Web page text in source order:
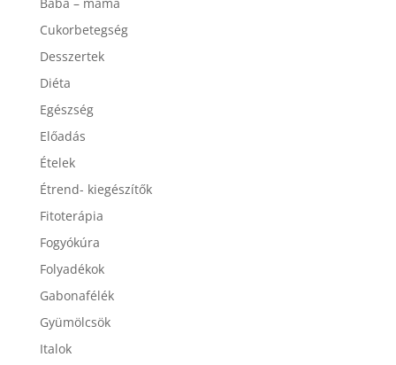
Cukorbetegség
Desszertek
Diéta
Egészség
Előadás
Ételek
Étrend- kiegészítők
Fitoterápia
Fogyókúra
Folyadékok
Gabonafélék
Gyümölcsök
Italok